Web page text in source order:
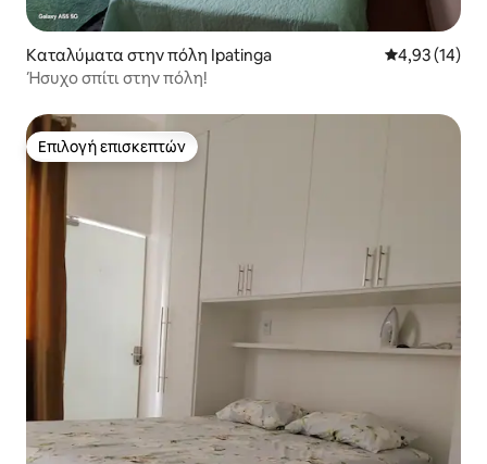
Καταλύματα στην πόλη Ipatinga Μέση
4,93 (14)
Ήσυχο σπίτι στην πόλη!
Επιλογή επισκεπτών
Επιλογή επισκεπτών